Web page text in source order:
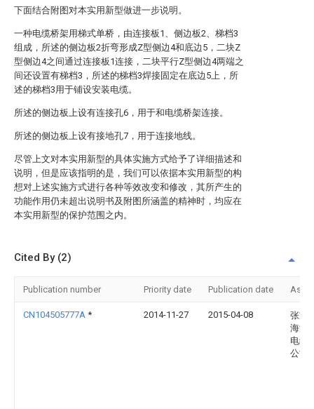
下面结合附图对本实用新型做进一步说明。
一种电缆桥架用梯式单桥，由连接板1、侧边板2、梯档3
组成，所述的侧边板2折弯形成Z型侧边4和底边5，二块Z
型侧边4之间通过连接板1连接，二块平行Z型侧边4两端之
间还设置有梯档3，所述的梯档3焊接固定在底边5上，所
述的梯档3用于铺设安装电缆。
所述的侧边板上设有连接孔6，用于和电缆桥架连接。
所述的侧边板上设有接地孔7，用于连接地线。
尽管上文对本实用新型的具体实施方式给予了详细描述和
说明，但是应该指明的是，我们可以依据本实用新型的构
想对上述实施方式进行各种等效改变和修改，其所产生的
功能作用仍未超出说明书及附图所涵盖的精神时，均应在
本实用新型的保护范围之内。
Cited By (2)
Publication number Priority date Publication date
CN104505777A * 2014-11-27 2015-04-08
张家
海港
电缆
公司